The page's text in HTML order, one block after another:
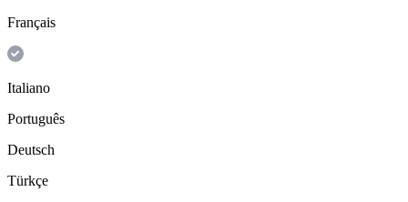
Français
Italiano
Português
Deutsch
Türkçe